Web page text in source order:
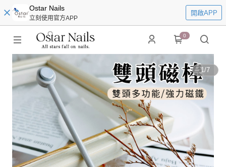
Ostar Nails
立刻使用官方APP
開啟APP
0
1/7